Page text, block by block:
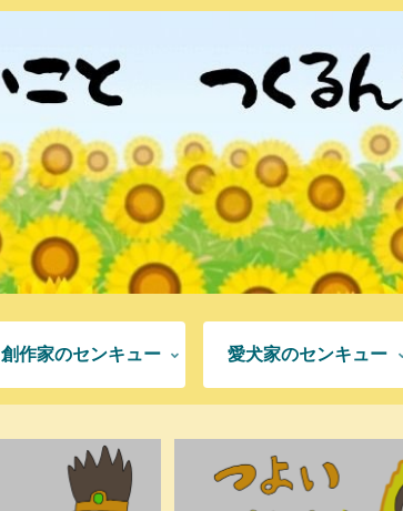
創作家のセンキュー 愛犬家のセンキュー